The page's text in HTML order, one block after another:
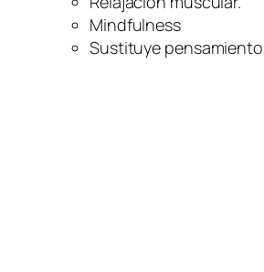
Mindfulness
Sustituye